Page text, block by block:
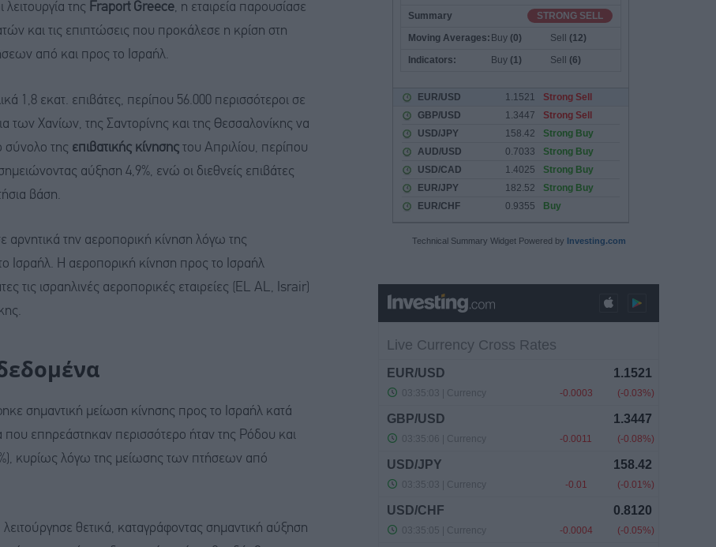
της Fraport Greece, η εταιρεία παρουσίασε
και τις επιπτώσεις που προκάλεσε η κρίση στη
από και προς το Ισραήλ.
1,8 εκατ. επιβάτες, περίπου 56.000 περισσότεροι σε
των Χανίων, της Σαντορίνης και της Θεσσαλονίκης να
σύνολο της επιβατικής κίνησης του Απριλίου, περίπου
αύξηση 4,9%, ενώ οι διεθνείς επιβάτες
βάση.
την αεροπορική κίνηση λόγω της
Η αεροπορική κίνηση προς το Ισραήλ
τις ισραηλινές αεροπορικές εταιρείες (EL AL, Israir)
σημαντική μείωση κίνησης προς το Ισραήλ κατά
επηρεάστηκαν περισσότερο ήταν της Ρόδου και
κυρίως λόγω της μείωσης των πτήσεων από
θετικά, καταγράφοντας σημαντική αύξηση
Technical Summary Widget Powered by Investing.com